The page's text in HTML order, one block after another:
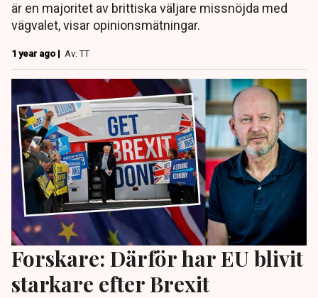
är en majoritet av brittiska väljare missnöjda med
vägvalet, visar opinionsmätningar.
1 year ago | Av: TT
Forskare: Därför har EU blivit
starkare efter Brexit